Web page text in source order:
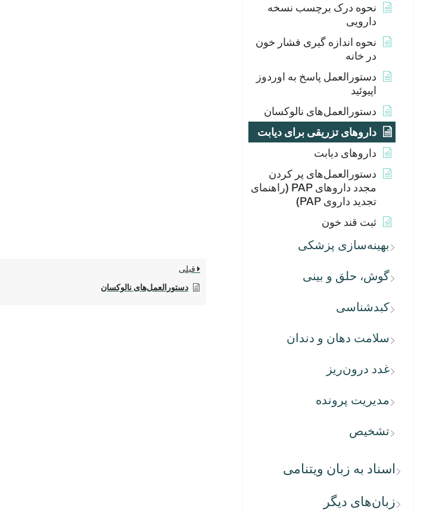
نحوه درک برچسب نسخه
دارویی
نحوه اندازه گیری فشار خون
در خانه
دستورالعمل پاسخ به اوردوز
اپیوئید
دستورالعمل‌های نالوکسان
داروهای تزریقی برای دیابت
داروهای دیابت
دستورالعمل‌های پر کردن
مجدد داروهای PAP (راهنمای
تجدید داروی PAP)
ثبت قند خون
بهینه‌سازی پزشکی
گوش، حلق و بینی
کبدشناسی
سلامت دهان و دندان
غدد درون‌ریز
مدیریت پرونده
تشخیص
اسناد به زبان ویتنامی
زبان‌های دیگر
قبلی
دستورالعمل‌های نالوکسان